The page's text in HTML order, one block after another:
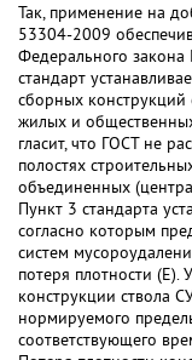
Так, применение на
53304-2009
Федерального
стандарт
сборных конструкций
жилых и
гласит, что ГОСТ не
полостях
объединенных
Пункт 3 стандарта
согласно которым
систем
потеря плотности (E).
конструкции ствола
нормируемого
соответствующего